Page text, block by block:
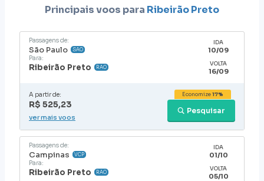
Principais voos para Ribeirão Preto
Passagens de:
São Paulo SAO
Para:
Ribeirão Preto RAO
IDA
10/09
VOLTA
16/09
A partir de:
R$ 525,23
Pesquisar
Economize17%
ver mais voos
Passagens de:
Campinas VCP
Para:
Ribeirão Preto RAO
IDA
01/10
VOLTA
05/10